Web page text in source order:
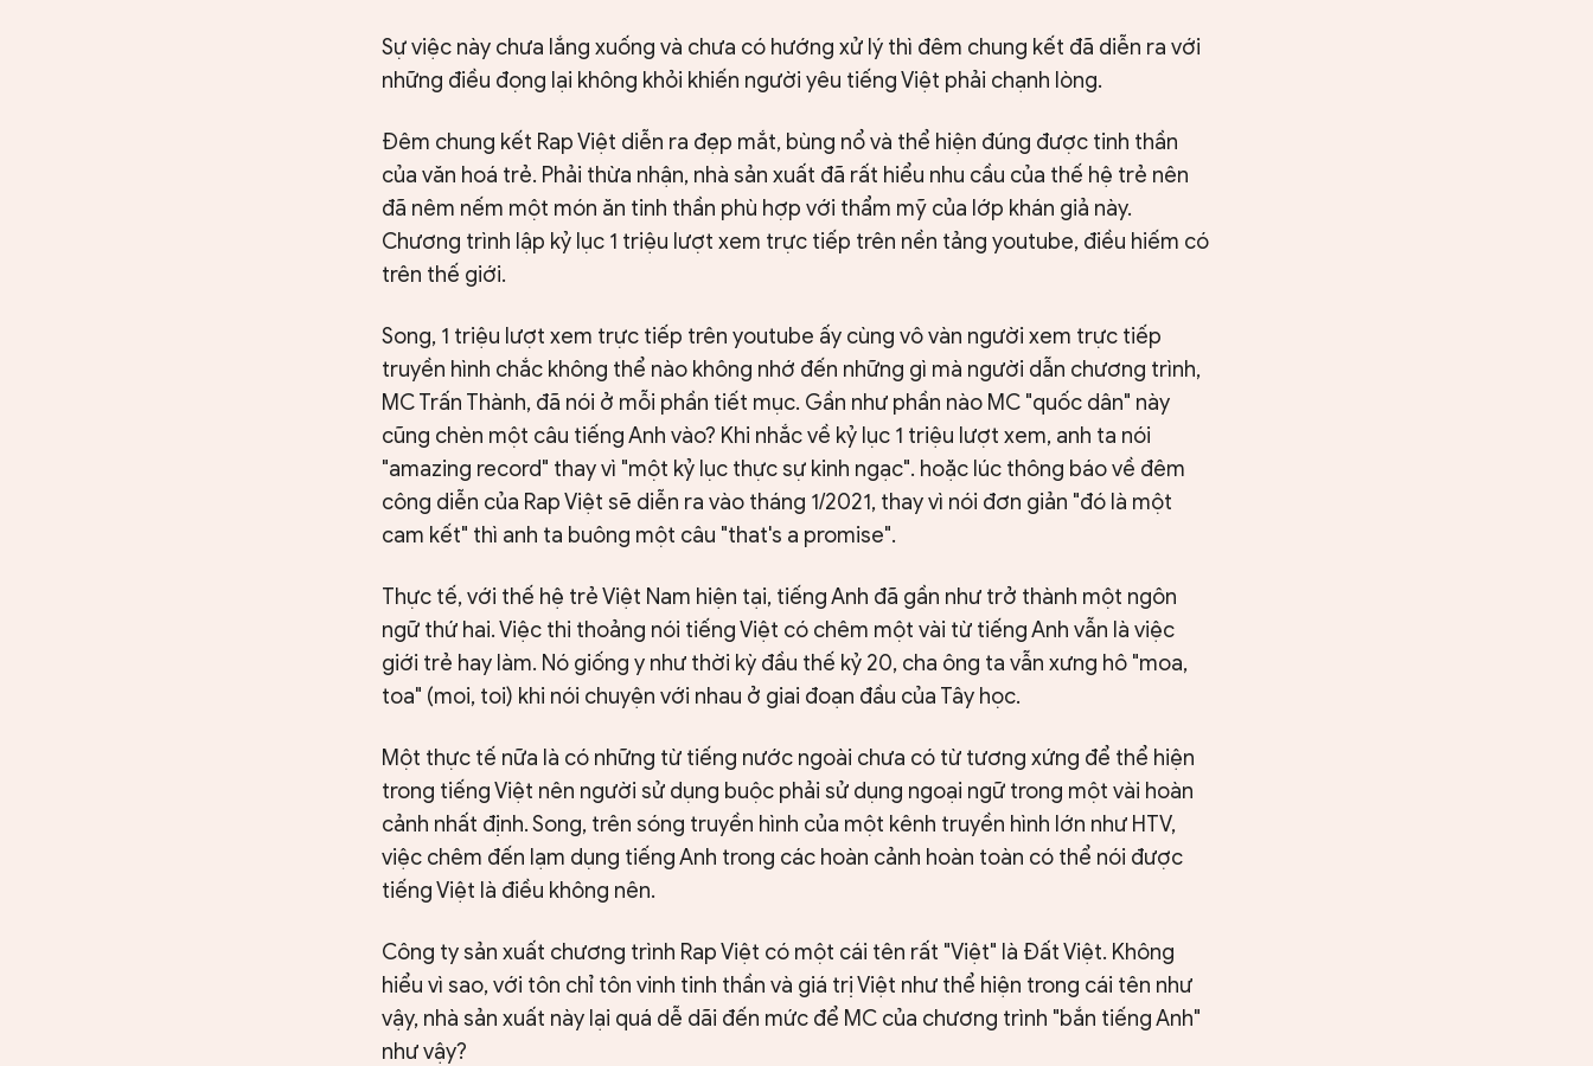
Sự việc này chưa lắng xuống và chưa có hướng xử lý thì đêm chung kết đã diễn ra với
những điều đọng lại không khỏi khiến người yêu tiếng Việt phải chạnh lòng.
Đêm chung kết Rap Việt diễn ra đẹp mắt, bùng nổ và thể hiện đúng được tinh thần
của văn hoá trẻ. Phải thừa nhận, nhà sản xuất đã rất hiểu nhu cầu của thế hệ trẻ nên
đã nêm nếm một món ăn tinh thần phù hợp với thẩm mỹ của lớp khán giả này.
Chương trình lập kỷ lục 1 triệu lượt xem trực tiếp trên nền tảng youtube, điều hiếm có
trên thế giới.
Song, 1 triệu lượt xem trực tiếp trên youtube ấy cùng vô vàn người xem trực tiếp
truyền hình chắc không thể nào không nhớ đến những gì mà người dẫn chương trình,
MC Trấn Thành, đã nói ở mỗi phần tiết mục. Gần như phần nào MC "quốc dân" này
cũng chèn một câu tiếng Anh vào? Khi nhắc về kỷ lục 1 triệu lượt xem, anh ta nói
"amazing record" thay vì "một kỷ lục thực sự kinh ngạc". hoặc lúc thông báo về đêm
công diễn của Rap Việt sẽ diễn ra vào tháng 1/2021, thay vì nói đơn giản "đó là một
cam kết" thì anh ta buông một câu "that's a promise".
Thực tế, với thế hệ trẻ Việt Nam hiện tại, tiếng Anh đã gần như trở thành một ngôn
ngữ thứ hai. Việc thi thoảng nói tiếng Việt có chêm một vài từ tiếng Anh vẫn là việc
giới trẻ hay làm. Nó giống y như thời kỳ đầu thế kỷ 20, cha ông ta vẫn xưng hô "moa,
toa" (moi, toi) khi nói chuyện với nhau ở giai đoạn đầu của Tây học.
Một thực tế nữa là có những từ tiếng nước ngoài chưa có từ tương xứng để thể hiện
trong tiếng Việt nên người sử dụng buộc phải sử dụng ngoại ngữ trong một vài hoàn
cảnh nhất định. Song, trên sóng truyền hình của một kênh truyền hình lớn như HTV,
việc chêm đến lạm dụng tiếng Anh trong các hoàn cảnh hoàn toàn có thể nói được
tiếng Việt là điều không nên.
Công ty sản xuất chương trình Rap Việt có một cái tên rất "Việt" là Đất Việt. Không
hiểu vì sao, với tôn chỉ tôn vinh tinh thần và giá trị Việt như thể hiện trong cái tên như
vậy, nhà sản xuất này lại quá dễ dãi đến mức để MC của chương trình "bắn tiếng Anh"
như vậy?